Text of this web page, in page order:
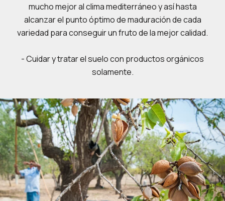
mucho mejor al clima mediterráneo y así hasta
alcanzar el punto óptimo de maduración de cada
variedad para conseguir un fruto de la mejor calidad.
- Cuidar y tratar el suelo con productos orgánicos
solamente.